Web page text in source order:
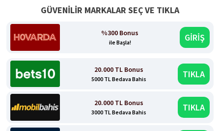
GÜVENİLİR MARKALAR SEÇ VE TIKLA
%300 Bonus
ile Başla! GİRİŞ
20.000 TL Bonus
5000 TL Bedava Bahis TIKLA
20.000 TL Bonus
3000 TL Bedava Bahis TIKLA